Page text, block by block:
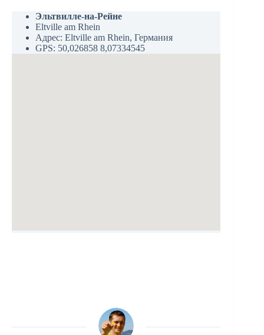
Эльтвилле-на-Рейне
Eltville am Rhein
Адрес: Eltville am Rhein, Германия
GPS: 50,026858 8,07334545